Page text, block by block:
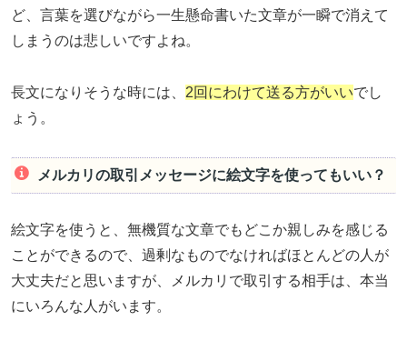
ど、言葉を選びながら一生懸命書いた文章が一瞬で消えて
しまうのは悲しいですよね。
長文になりそうな時には、 2回にわけて送る方がいいでし
ょう。
メルカリの取引メッセージに絵文字を使ってもいい？
絵文字を使うと、無機質な文章でもどこか親しみを感じる
ことができるので、過剰なものでなければほとんどの人が
大丈夫だと思いますが、メルカリで取引する相手は、本当
にいろんな人がいます。